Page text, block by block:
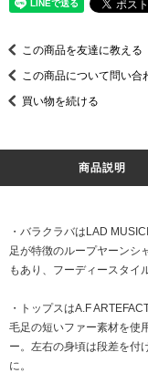
この商品を友達に教える
この商品について問い合
買い物を続ける
商品説明
・バラクラバはLAD
足が特徴のループヤーンシ
もあり、フーディースタイ
・トップスはA.F
毛足の短いファー素材を使
ー。左右の身頃は段差を付
に。